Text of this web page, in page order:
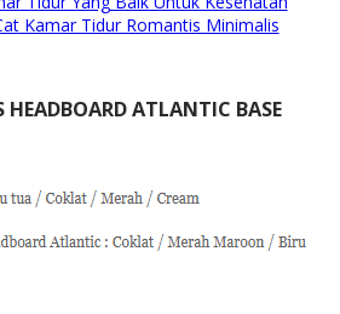
Kamar Tidur Romantis Minimalis
HEADBOARD ATLANTIC BASE